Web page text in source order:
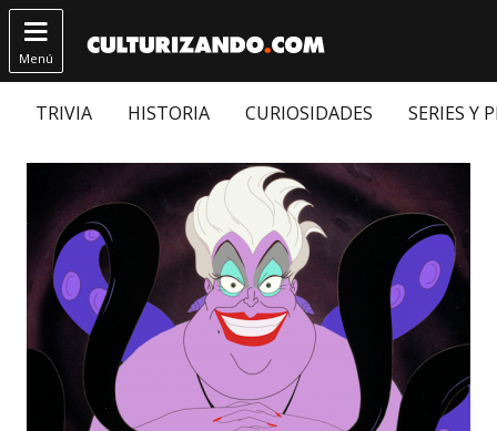

Menú
TRIVIA HISTORIA CURIOSIDADES SERIES Y